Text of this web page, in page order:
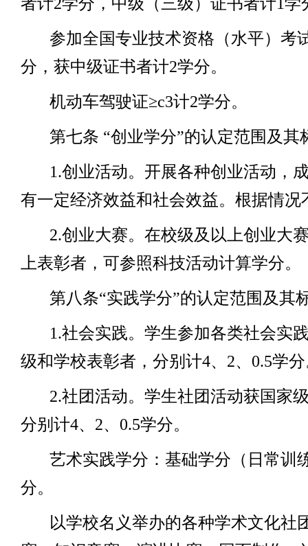
参加全国专业技术资格（水平）考
分，获中级证书者计2学分。
机动车驾驶证≥c3计2学分。
第七条 “创业学分”的认定范围及其
1.创业活动。开展各种创业活动，
有一定经济效益和社会效益。根据情况
2.创业大赛。在校级及以上创业大
上表彰者，可参照科技活动计算学分。
第八条“实践学分”的认定范围及其
1.社会实践。学生参加各类社会实
级和学校表彰者，分别计4、 2、 0.5学
2.社团活动。学生社团活动获国家
分别计4、 2、 0.5学分。
艺术实践学分：基础学分（日常训
分。
以学校名义举办的各种学术文化社